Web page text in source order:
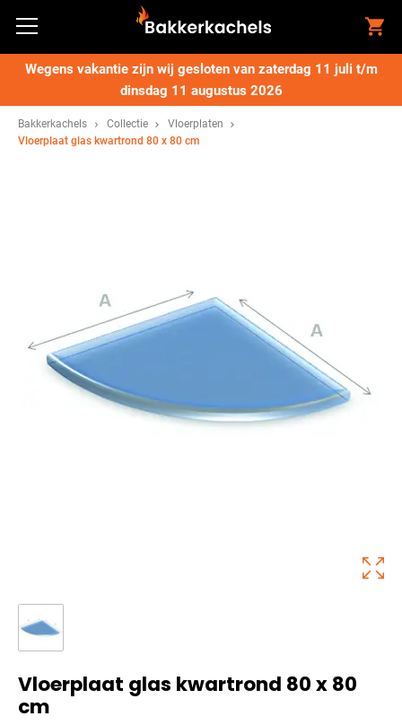
Wegens vakantie zijn wij gesloten van zaterdag 11 juli t/m
dinsdag 11 augustus 2026
Bakkerkachels Collectie
Vloerplaten
Vloerplaat glas kwartrond 80 x 80 cm
Vloerplaat glas kwartrond 80 x 80
cm